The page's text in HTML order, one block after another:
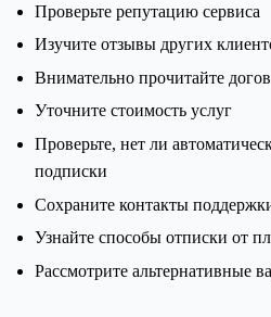
Проверьте репутацию сервиса
Изучите отзывы других
Внимательно прочитайте
Уточните стоимость услуг
Проверьте, нет ли
подписки
Сохраните контакты
Узнайте способы отписки от
Рассмотрите альтернативные